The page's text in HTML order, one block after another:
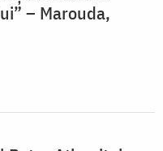
– Marouda,